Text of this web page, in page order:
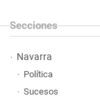
Secciones
Navarra
Política
Sucesos